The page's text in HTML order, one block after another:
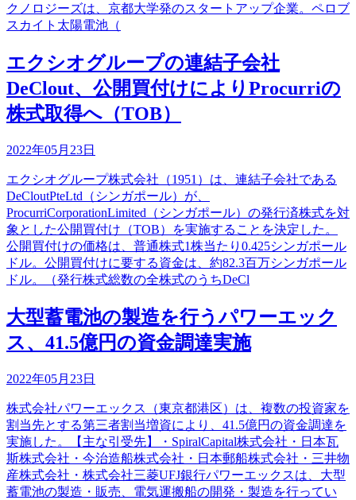
クノロジーズは、京都大学発のスタートアップ企業。ペロブ
スカイト太陽電池（
エクシオグループの連結子会社
DeClout、公開買付けによりProcurriの
株式取得へ（TOB）
2022年05月23日
エクシオグループ株式会社（1951）は、連結子会社である
DeCloutPteLtd（シンガポール）が、
ProcurriCorporationLimited（シンガポール）の発行済株式を対
象とした公開買付け（TOB）を実施することを決定した。
公開買付けの価格は、普通株式1株当たり0.425シンガポール
ドル。公開買付けに要する資金は、約82.3百万シンガポール
ドル。（発行株式総数の全株式のうちDeCl
大型蓄電池の製造を行うパワーエック
ス、41.5億円の資金調達実施
2022年05月23日
株式会社パワーエックス（東京都港区）は、複数の投資家を
割当先とする第三者割当増資により、41.5億円の資金調達を
実施した。【主な引受先】・SpiralCapital株式会社・日本瓦
斯株式会社・今治造船株式会社・日本郵船株式会社・三井物
産株式会社・株式会社三菱UFJ銀行パワーエックスは、大型
蓄電池の製造・販売、電気運搬船の開発・製造を行ってい